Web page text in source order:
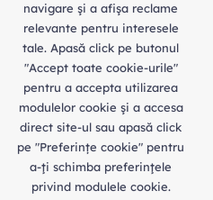
navigare şi a afişa reclame
relevante pentru interesele
tale. Apasă click pe butonul
"Accept toate cookie-urile"
pentru a accepta utilizarea
modulelor cookie şi a accesa
direct site-ul sau apasă click
pe "Preferințe cookie" pentru
a-ţi schimba preferinţele
privind modulele cookie.